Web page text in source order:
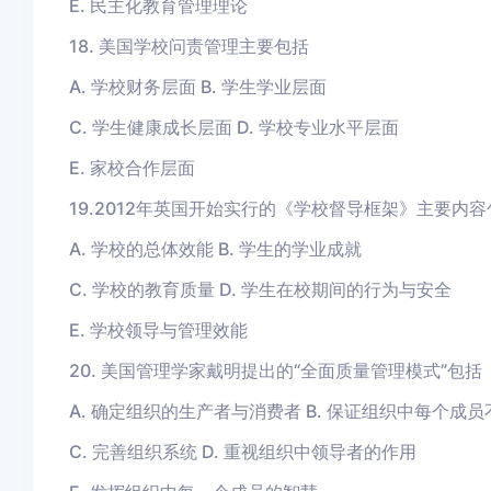
E. 民主化教育管理理论
18. 美国学校问责管理主要包括
A. 学校财务层面 B. 学生学业层面
C. 学生健康成长层面 D. 学校专业水平层面
E. 家校合作层面
19.2012年英国开始实行的《学校督导框架》主要内容
A. 学校的总体效能 B. 学生的学业成就
C. 学校的教育质量 D. 学生在校期间的行为与安全
E. 学校领导与管理效能
20. 美国管理学家戴明提出的“全面质量管理模式”包括
A. 确定组织的生产者与消费者 B. 保证组织中每个成员
C. 完善组织系统 D. 重视组织中领导者的作用